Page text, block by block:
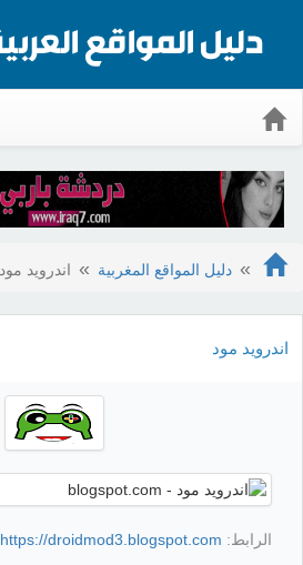
دليل المواقع المغربية اندرويد مود
اندرويد مود
الرابط: https://droidmod3.blogspot.com/